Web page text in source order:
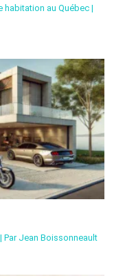
habitation au Québec|
Par Jean Boissonneault